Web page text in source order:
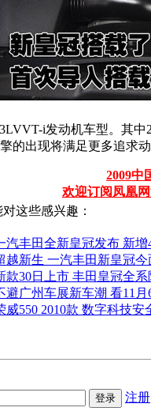
i发动机车型。其
的出现将满足更多追求动
2009中
欢迎订阅凤凰
这些感兴趣：
汽丰田全新皇冠发布 新增
越新生 一汽丰田新皇冠今
款30日上市 丰田皇冠全系
避广州车展新车潮 看11
威550 2010款 数字科技安
注册